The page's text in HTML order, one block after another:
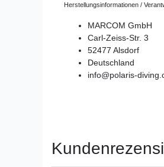
Herstellungsinformationen /
MARCOM GmbH
Carl-Zeiss-Str. 3
52477 Alsdorf
Deutschland
info@polaris-